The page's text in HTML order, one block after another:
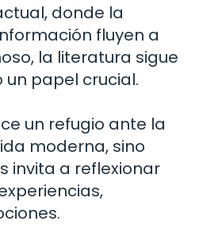
donde la
fluyen a
la literatura sigue
papel crucial.
un refugio ante la
moderna, sino
invita a reflexionar